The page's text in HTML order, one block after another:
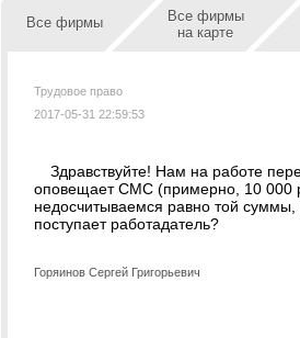
Все фирмы
Все фирмы
на карте
Трудовое право
2017-05-31 22:59:53
Здравствуйте! Нам на работе
оповещает СМС (примерно, 10 000
недосчитываемся равно той
поступает работадатель?
Горяинов Сергей Григорьевич